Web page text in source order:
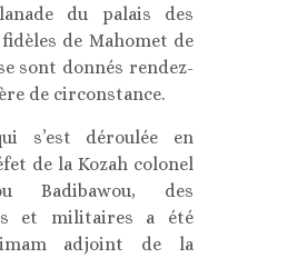
du palais des
de Mahomet de
sont donnés rendez-
de circonstance.
s’est déroulée en
de la Kozah colonel
Badibawou, des
et militaires a été
adjoint de la